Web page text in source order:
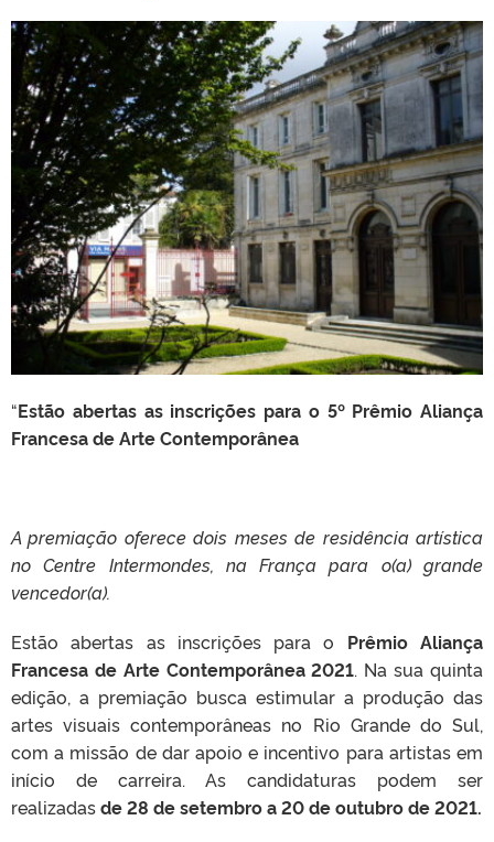
“Estão abertas as inscrições para o 5º Prêmio Aliança
Francesa de Arte Contemporânea
A premiação oferece dois meses de residência artística
no Centre Intermondes, na França para o(a) grande
vencedor(a).
Estão abertas as inscrições para o Prêmio Aliança
Francesa de Arte Contemporânea 2021. Na sua quinta
edição, a premiação busca estimular a produção das
artes visuais contemporâneas no Rio Grande do Sul,
com a missão de dar apoio e incentivo para artistas em
início de carreira. As candidaturas podem ser
realizadasde 28 de setembro a 20 de outubro de 2021.